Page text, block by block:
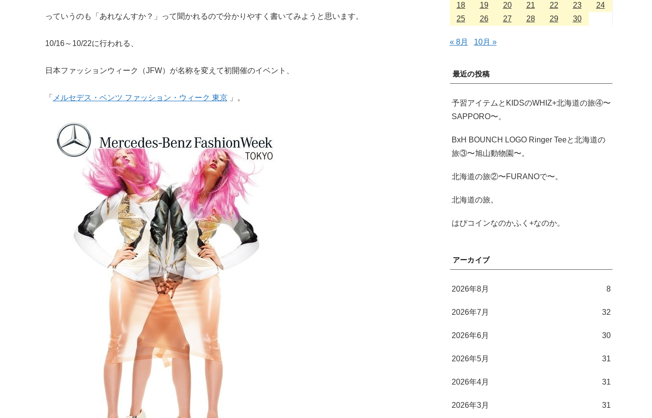
っていうのも「あれなんすか？」って聞かれるので分かりやすく書いてみようと思います。
10/16～10/22に行われる、
日本ファッションウィーク（JFW）が名称を変えて初開催のイベント、
「 メルセデス・ベンツ ファッション・ウィーク 東京」。
18
19 20 21 22 23
24
25
26 27 28 29 30
« 8月 10月 »
最近の投稿
予習アイテムとKIDSのWHIZ+北海道の旅④〜
SAPPORO〜。
BxH BOUNCH LOGO Ringer Teeと北海道の
旅③〜旭山動物園〜。
北海道の旅②〜FURANOで〜。
北海道の旅。
はぴコインなのかふく+なのか。
アーカイブ
2026年8月 8
2026年7月 32
2026年6月 30
2026年5月 31
2026年4月 31
2026年3月 31